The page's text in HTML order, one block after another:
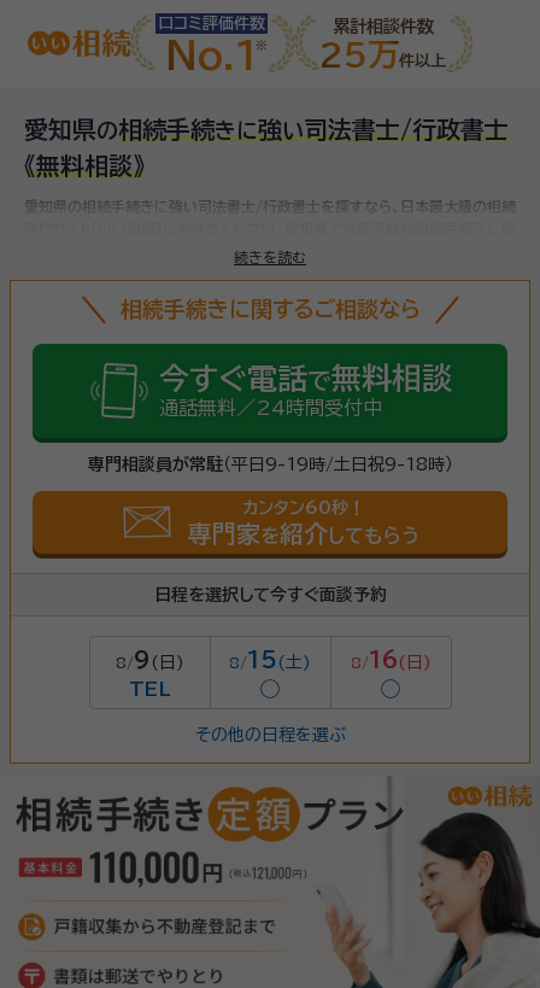
口コミ評価件数
No.1
累計相談件数
25万件以上
愛知県の相続手続き に強い司法書士/行政書士
《無料相談》
続きを読む
愛知県の相続手続きに強い司法書士/行政書士を探すなら、日本最大級の相続
い司法書士/行政書士をお探しいただけます。
の確認、遺産分割協議、相続財産の名義変更、相続税の申告・納税（相続財産が
基礎控除額を超えていた場合）など多岐に渡るため、相続手続きに強い専門家
相続手続きに関するご相談なら
今すぐ電話で無料相談
通話無料／24時間受付中
専門相談員が常駐（平日9-19時/土日祝9-18時）
カンタン60秒！
専門家を紹介 してもらう
日程を選択して今すぐ面談予約
8/9 (日)
TEL
8/15(土)
◯
8/16 (日)
◯
その他の日程を選ぶ